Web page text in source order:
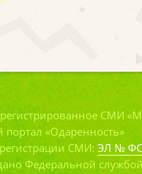
СМИ
портал «Одаренность»
СМИ: ЭЛ № ФС
Федеральной